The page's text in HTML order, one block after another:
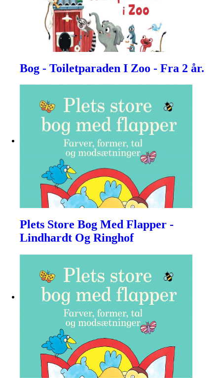
Bog - Toiletparaden I Zoo - Fra 2 år.
Plets Store Bog Med Flapper -
Lindhardt Og Ringhof